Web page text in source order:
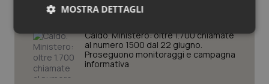
Tumore ovarico
Tumori del Polmone & Testa Collo
Tumori gastrointestinali
X e ultima rata
Caldo. Ministero: oltre 1.700 chiamate
al numero 1500 dal 22 giugno.
Proseguono monitoraggi e campagna
informativa
MOSTRA DETTAGLI
Necessari Statistici Marketing